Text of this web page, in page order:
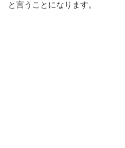
と言うことになります。